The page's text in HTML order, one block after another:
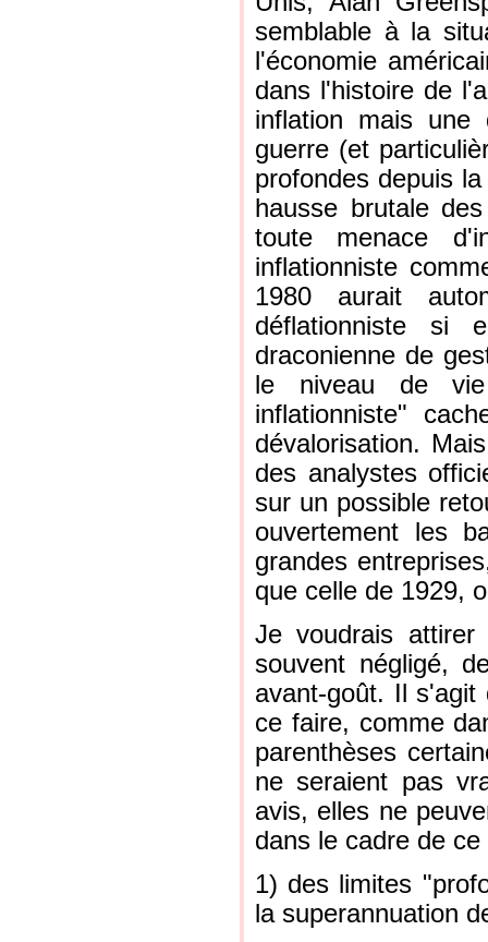
semblable à la
l'économie
dans l'histoire de
inflation mais une
guerre (et
profondes depuis
hausse brutale
toute menace
inflationniste
1980 aurait
déflationniste si
draconienne de
le niveau de
inflationniste"
dévalorisation.
des analystes
sur un possible
ouvertement les
grandes
que celle de 1929,
Je voudrais
souvent négligé,
avant-goût. Il s'agit
ce faire, comme
parenthèses
ne seraient pas
avis, elles ne
dans le cadre de
1) des limites
la superannuation